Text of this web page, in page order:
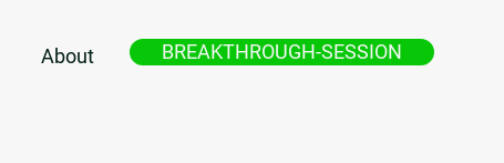
About BREAKTHROUGH-SESSION